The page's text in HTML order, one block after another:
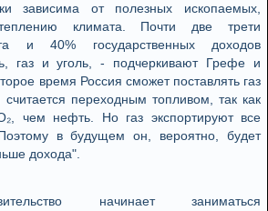
зависима от полезных ископаемых,
климата. Почти две трети
и 40% государственных доходов
газ и уголь, - подчеркивают Грефе и
время Россия сможет поставлять газ
переходным топливом, так как
чем нефть. Но газ экспортируют все
в будущем он, вероятно, будет
дохода".
начинает заниматься